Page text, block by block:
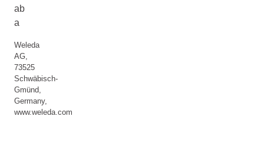
ab
a
Weleda
AG,
73525
Schwäbisch-
Gmünd,
Germany,
www.weleda.com